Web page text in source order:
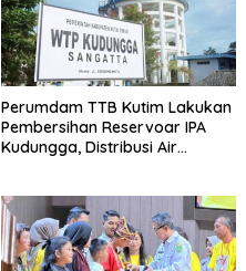
Perumdam TTB Kutim Lakukan
Pembersihan Reservoar IPA
Kudungga, Distribusi Air